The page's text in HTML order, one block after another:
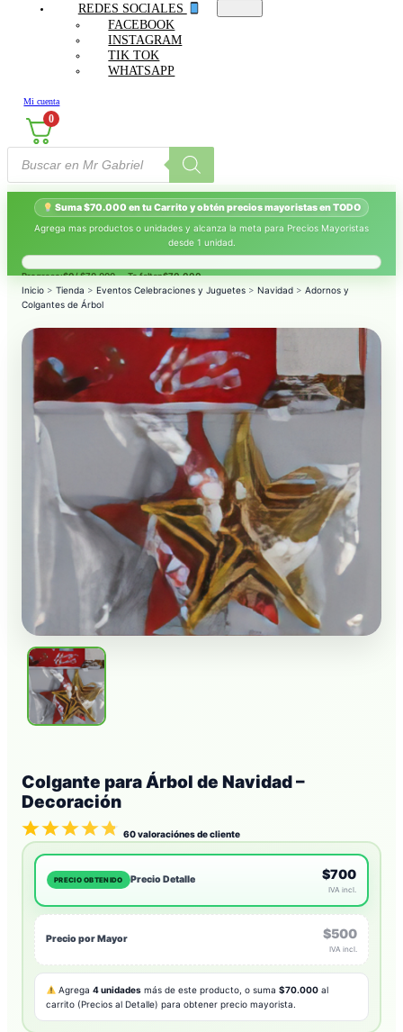
REDES SOCIALES
FACEBOOK
INSTAGRAM
TIK TOK
WHATSAPP
Mi cuenta
0
Búsqueda
productos
Suma $70.000 en tu Carrito y obtén precios mayoristas en TODO
Agrega mas productos o unidades y alcanza la meta para Precios Mayoristas
desde 1 unidad.
Progreso:$0/ $70.000 — Te faltan$70.000.
Inicio > Tienda > Eventos Celebraciones y Juguetes > Navidad > Adornos y
Colgantes de Árbol
Colgante para Árbol de Navidad –
Decoración
60valoraciónes de cliente
PRECIO OBTENIDO Precio Detalle $700
IVA incl.
Precio por Mayor $500
IVA incl.
Agrega4 unidades más de este producto, o suma$70.000 al
carrito (Precios al Detalle) para obtener precio mayorista.